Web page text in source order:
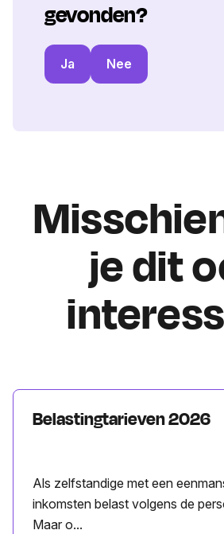
gevonden?
Ja Nee
je dit
Belastingtarieven 2026
Als zelfstandige met een
inkomsten belast volgens de
Maar o...